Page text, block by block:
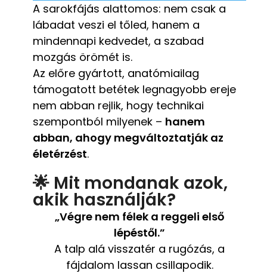
A sarokfájás alattomos: nem csak a
lábadat veszi el tőled, hanem a
mindennapi kedvedet, a szabad
mozgás örömét is.
Az előre gyártott, anatómiailag
támogatott betétek legnagyobb ereje
nem abban rejlik, hogy technikai
szempontból milyenek – hanem
abban, ahogy megváltoztatják az
életérzést.
🌟 Mit mondanak azok,
akik használják?
„Végre nem félek a reggeli első
lépéstől.”
A talp alá visszatér a rugózás, a
fájdalom lassan csillapodik.